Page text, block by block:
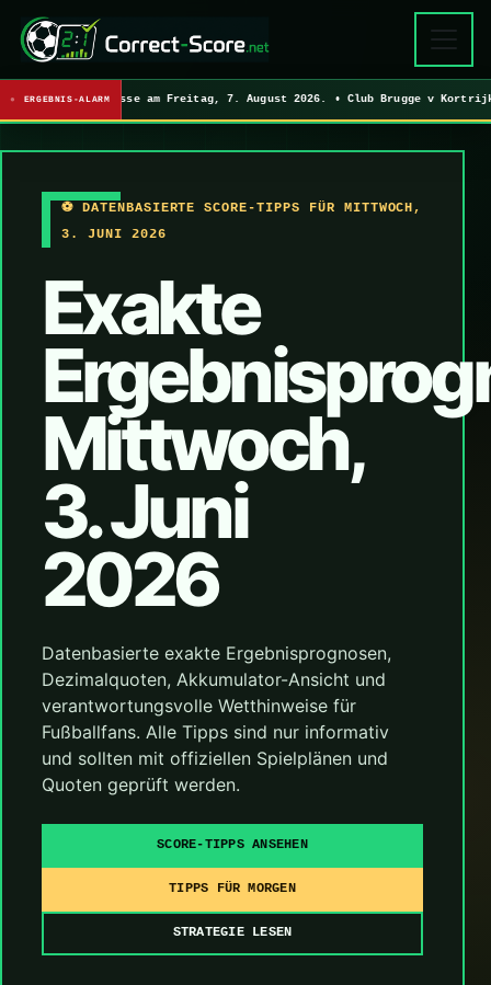
ERGEBNIS-ALARM
exakte Ergebnisse am Freitag, 7. August 2026. • Club Brugge v
⚽ DATENBASIERTE SCORE-TIPPS FÜR MITTWOCH,
3. JUNI 2026
Exakte
Mittwoch,
3. Juni
2026
Datenbasierte exakte Ergebnisprognosen,
Dezimalquoten, Akkumulator-Ansicht und
verantwortungsvolle Wetthinweise für
Fußballfans. Alle Tipps sind nur informativ
und sollten mit offiziellen Spielplänen und
Quoten geprüft werden.
SCORE-TIPPS ANSEHEN
TIPPS FÜR MORGEN
STRATEGIE LESEN